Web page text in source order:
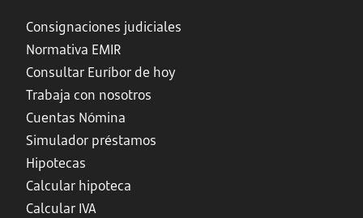
Consignaciones judiciales
Normativa EMIR
Consultar Euríbor de hoy
Trabaja con nosotros
Cuentas Nómina
Simulador préstamos
Hipotecas
Calcular hipoteca
Calcular IVA